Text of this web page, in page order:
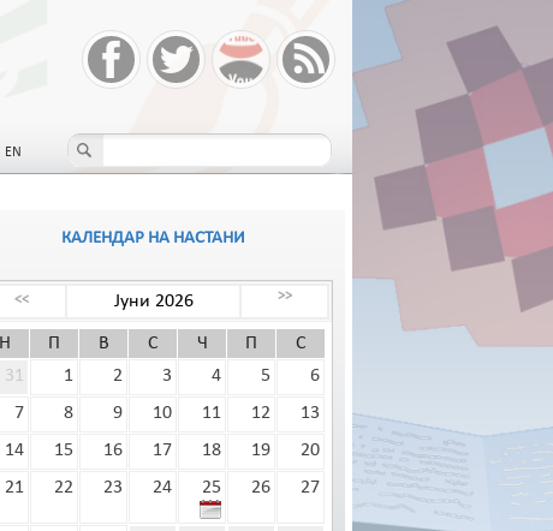
EN
КАЛЕНДАР НА НАСТАНИ
<< Јуни 2026 >>
Н П В С Ч П
С
31
1 2 3 4 5
6
7
8 9 10 11 12
13
14
15 16 17 18 19
20
21
22 23 24 25 26 27